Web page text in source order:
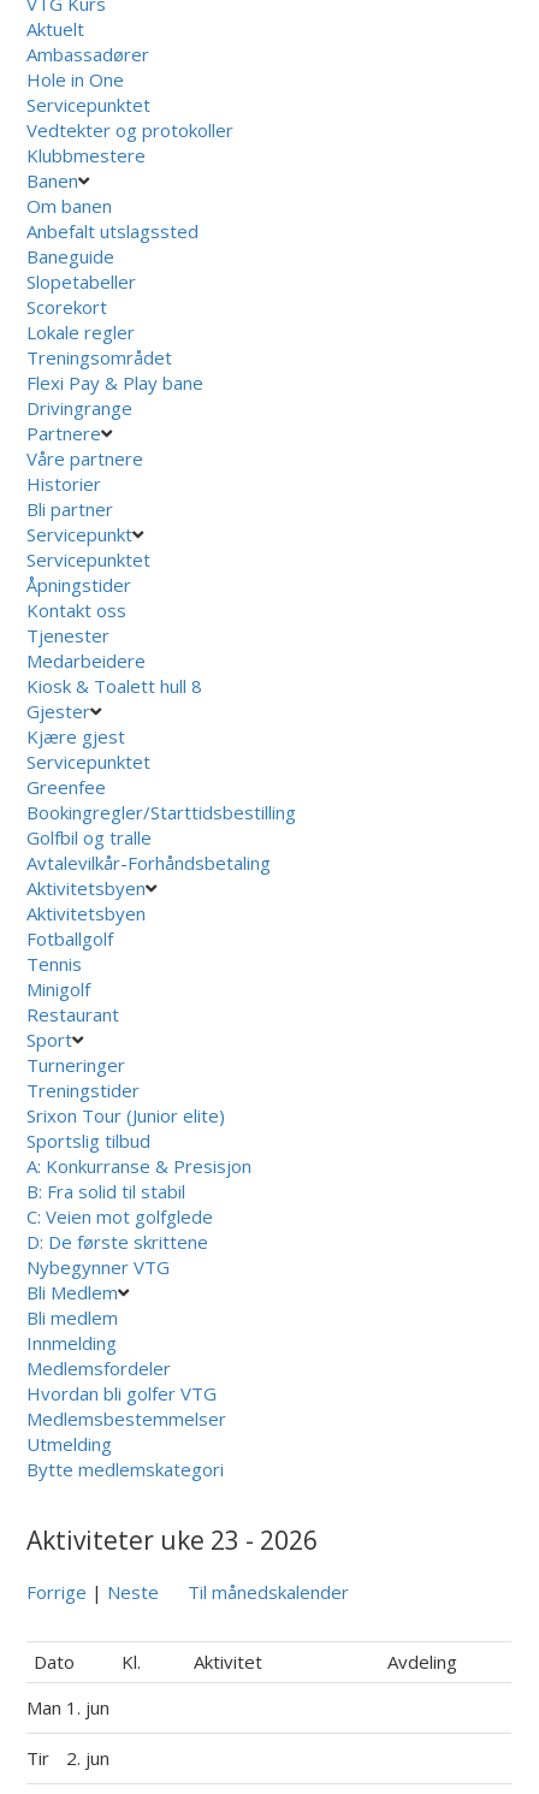
Aktuelt
Ambassadører
Hole in One
Servicepunktet
Vedtekter og protokoller
Klubbmestere
Banen
Om banen
Anbefalt utslagssted
Baneguide
Slopetabeller
Scorekort
Lokale regler
Treningsområdet
Flexi Pay & Play bane
Drivingrange
Partnere
Våre partnere
Historier
Bli partner
Servicepunkt
Servicepunktet
Åpningstider
Kontakt oss
Tjenester
Medarbeidere
Kiosk & Toalett hull 8
Gjester
Kjære gjest
Servicepunktet
Greenfee
Bookingregler/Starttidsbestilling
Golfbil og tralle
Avtalevilkår-Forhåndsbetaling
Aktivitetsbyen
Aktivitetsbyen
Fotballgolf
Tennis
Minigolf
Restaurant
Sport
Turneringer
Treningstider
Srixon Tour (Junior elite)
Sportslig tilbud
A: Konkurranse & Presisjon
B: Fra solid til stabil
C: Veien mot golfglede
D: De første skrittene
Nybegynner VTG
Bli Medlem
Bli medlem
Innmelding
Medlemsfordeler
Hvordan bli golfer VTG
Medlemsbestemmelser
Utmelding
Bytte medlemskategori
Aktiviteter uke 23 - 2026
Forrige | Neste Til månedskalender
Dato Kl. Aktivitet
Avdeling
Man 1. jun
Tir 2. jun